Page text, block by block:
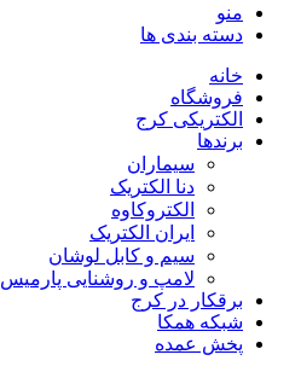
منو
دسته بندی ها
خانه
فروشگاه
الکتریکی کرج
برندها
سیماران
دنا الکتریک
الکتروکاوه
ایران الکتریک
سیم و کابل لوشان
لامپ و روشنایی پارمیس
برقکار در کرج
شبکه همکا
پخش عمده